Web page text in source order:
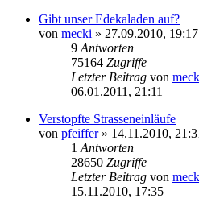
Gibt unser Edekaladen auf?
von mecki » 27.09.2010, 19:17
9 Antworten
75164 Zugriffe
Letzter Beitrag von
06.01.2011, 21:11
Verstopfte Strasseneinläufe
von pfeiffer» 14.11.2010,
1 Antworten
28650 Zugriffe
Letzter Beitrag von
15.11.2010, 17:35